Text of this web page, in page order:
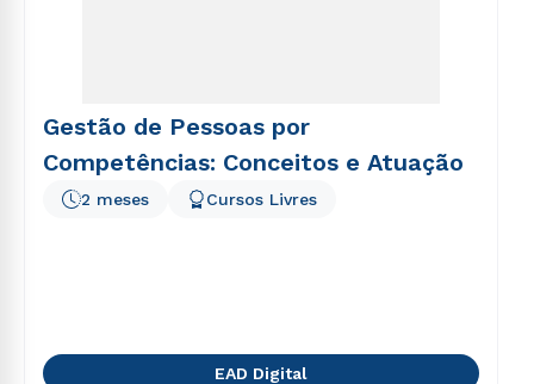
Gestão de Pessoas por
Competências: Conceitos e Atuação
2 meses Cursos Livres
EAD Digital